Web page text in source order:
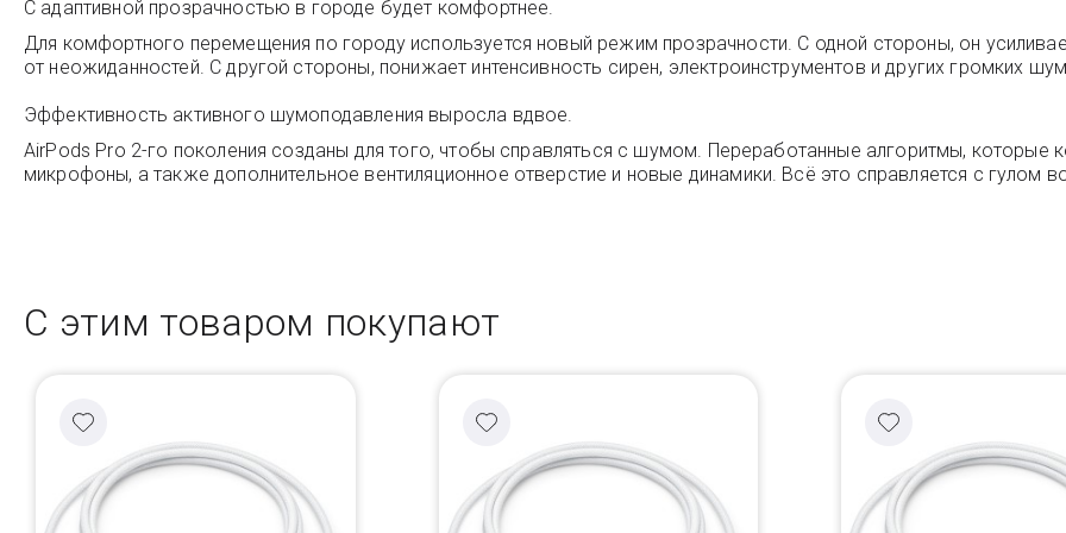
С адаптивной прозрачностью в городе будет комфортнее.
Для комфортного перемещения по городу используется новый режим прозрачности. С одной стороны, он
от неожиданностей. С другой стороны, понижает интенсивность сирен, электроинструментов и других громких
Эффективность активного шумоподавления выросла вдвое.
AirPods Pro 2-го поколения созданы для того, чтобы справляться с шумом. Переработанные алгоритмы, которые
микрофоны, а также дополнительное вентиляционное отверстие и новые динамики. Всё это справляется с гулом
С этим товаром покупают